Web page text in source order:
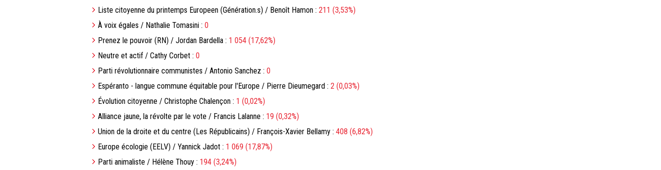
Liste citoyenne du printemps Europeen (Génération.s) / Benoît Hamon : 211 (3,53%)
À voix égales / Nathalie Tomasini : 0
Prenez le pouvoir (RN) / Jordan Bardella : 1 054 (17,62%)
Neutre et actif / Cathy Corbet : 0
Parti révolutionnaire communistes / Antonio Sanchez : 0
Espéranto - langue commune équitable pour l'Europe / Pierre Dieumegard : 2 (0,03%)
Évolution citoyenne / Christophe Chalençon : 1 (0,02%)
Alliance jaune, la révolte par le vote / Francis Lalanne : 19 (0,32%)
Union de la droite et du centre (Les Républicains) / François-Xavier Bellamy : 408 (6,82%)
Europe écologie (EELV) / Yannick Jadot : 1 069 (17,87%)
Parti animaliste / Hélène Thouy : 194 (3,24%)